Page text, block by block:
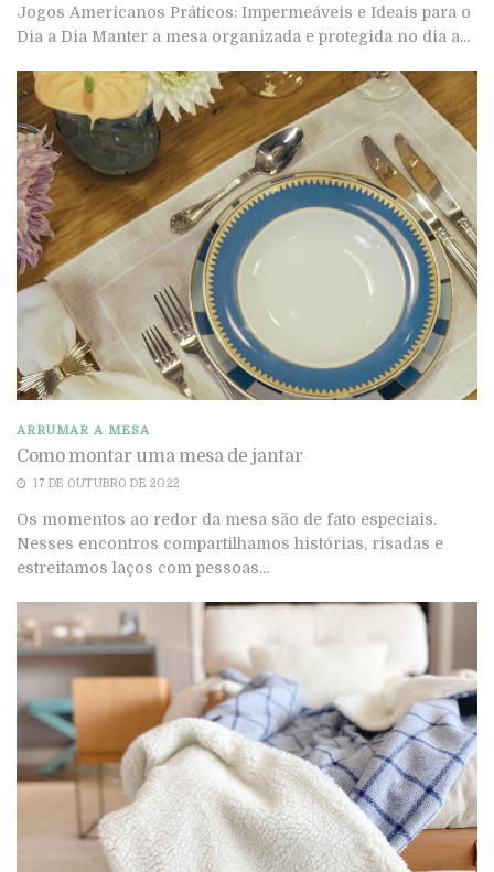
Jogos Americanos Práticos: Impermeáveis e Ideais para o
Dia a Dia Manter a mesa organizada e protegida no dia a...
ARRUMAR A MESA
Como montar uma mesa de jantar
17 DE OUTUBRO DE 2022
Os momentos ao redor da mesa são de fato especiais.
Nesses encontros compartilhamos histórias, risadas e
estreitamos laços com pessoas...